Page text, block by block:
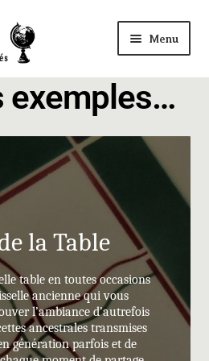
Menu
exemples…
la Table
table en toutes occasions
ancienne qui vous
l’ambiance d’autrefois
ancestrales transmises
génération parfois et de